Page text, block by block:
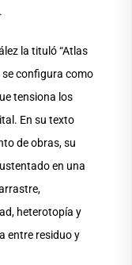
la tituló “Atlas
se configura como
tensiona los
En su texto
de obras, su
en una
heterotopía y
entre residuo y